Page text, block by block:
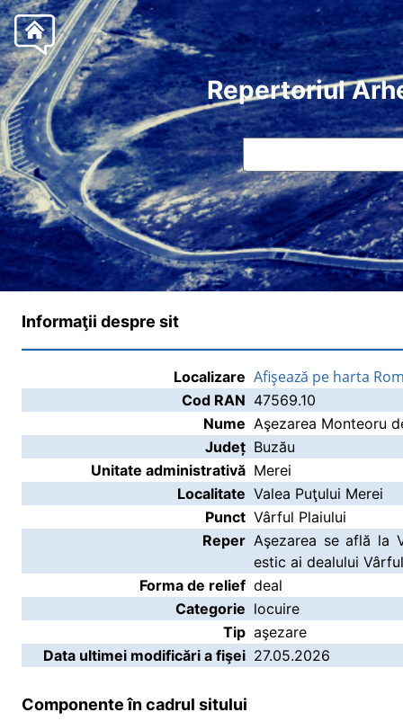
Repertoriul
Informaţii despre sit
Localizare Afişează pe harta
Cod RAN 47569.10
Nume Aşezarea Monteoru
Județ Buzău
Unitate administrativă Merei
Localitate Valea Puţului Merei
Punct Vârful Plaiului
Reper Aşezarea se află la
estic ai dealului
Forma de relief deal
Categorie locuire
Tip aşezare
Data ultimei modificări a fişei 27.05.2026
Componente în cadrul sitului